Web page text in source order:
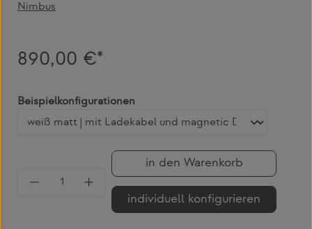
Nimbus
890,00 €*
Beispielkonfigurationen
Produkt Anzahl: Gib den gewünschten
in den Warenkorb
individuell konfigurieren